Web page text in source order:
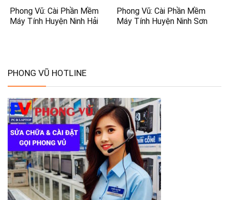
Phong Vũ: Cài Phần Mềm
Máy Tính Huyện Ninh Hải
Phong Vũ: Cài Phần Mềm
Máy Tính Huyện Ninh Sơn
PHONG VŨ HOTLINE